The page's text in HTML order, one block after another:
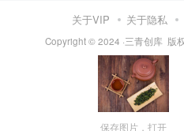
关于VIP 关于隐私
Copyright © 2024 ·三青创库 版
保存图片，打开